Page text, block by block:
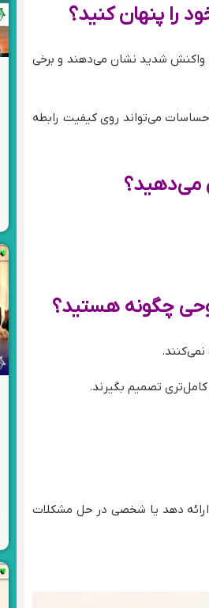
را پنهان کنید؟
واکنش شدید نشان می‌دهند و برخی
می‌تواند روی کیفیت رابطه
می‌دهید؟
چگونه هستید؟
کامل‌تری تصمیم بگیرند.
دهد یا شخصی در حل مشکلات